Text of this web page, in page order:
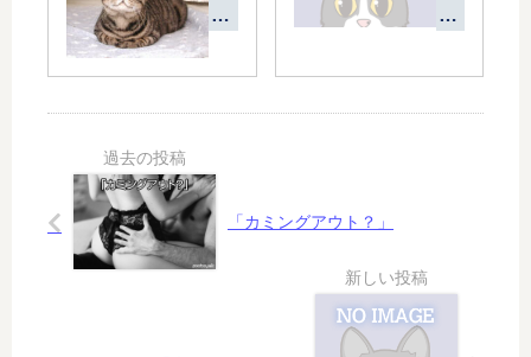
」
と
世
顔
し
家
族
に
な
る
ン
４
「カミングアウト？」